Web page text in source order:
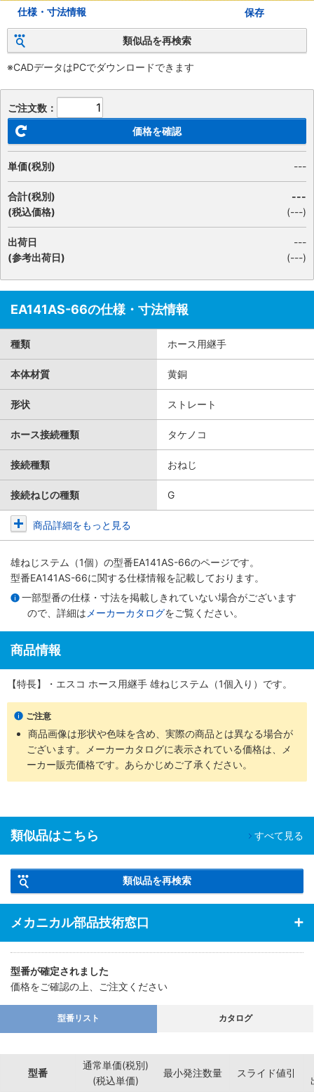
仕様・寸法情報 保存
類似品を再検索
※CADデータはPCでダウンロードできます
ご注文数：
価格を確認
単価(税別) ---
合計(税別)
(税込価格)
---
(---)
出荷日
(参考出荷日)
---
(---)
EA141AS-66の仕様・寸法情報
種類 ホース用継手
本体材質 黄銅
形状 ストレート
ホース接続種類 タケノコ
接続種類 おねじ
接続ねじの種類 G
商品詳細をもっと見る
雄ねじステム（1個） の型番EA141AS-66のページです。
型番EA141AS-66に関する仕様情報を記載しております。
一部型番の仕様・寸法を掲載しきれていない場合がございます
ので、詳細は メーカーカタログをご覧ください。
商品情報
【特長】・エスコ ホース用継手 雄ねじステム（1個入り）です。
ご注意
商品画像は形状や色味を含め、実際の商品とは異なる場合が
ございます。メーカーカタログに表示されている価格は、メ
ーカー販売価格です。あらかじめご了承ください。
類似品はこちら すべて見る
類似品を再検索
メカニカル部品技術窓口
型番が確定されました
価格をご確認の上、ご注文ください
型番リスト カタログ
型番
通常単価(税別)
(税込単価)
最小発注数量 スライド値引